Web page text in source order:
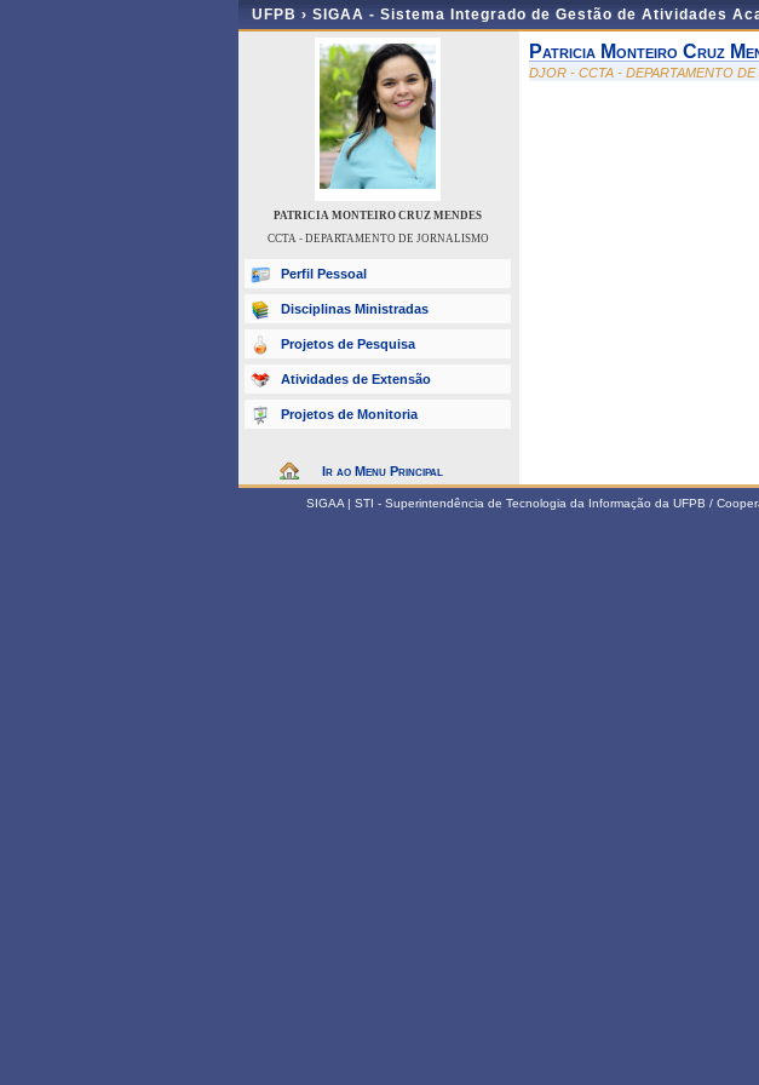
UFPB › SIGAA - Sistema Integrado de Gestão de Atividades
PATRICIA MONTEIRO CRUZ MENDES
CCTA - DEPARTAMENTO DE JORNALISMO
Perfil Pessoal
Disciplinas Ministradas
Projetos de Pesquisa
Atividades de Extensão
Projetos de Monitoria
Ir ao Menu Principal
Patricia Monteiro Cruz
DJOR - CCTA - DEPARTAMENTO
SIGAA | STI - Superintendência de Tecnologia da Informação da UFPB /